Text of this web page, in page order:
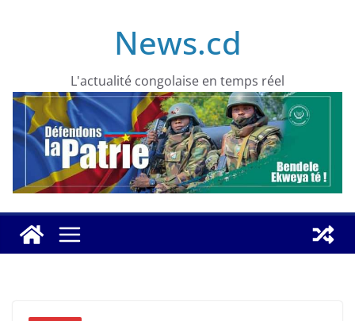
News.cd
L'actualité congolaise en temps réel